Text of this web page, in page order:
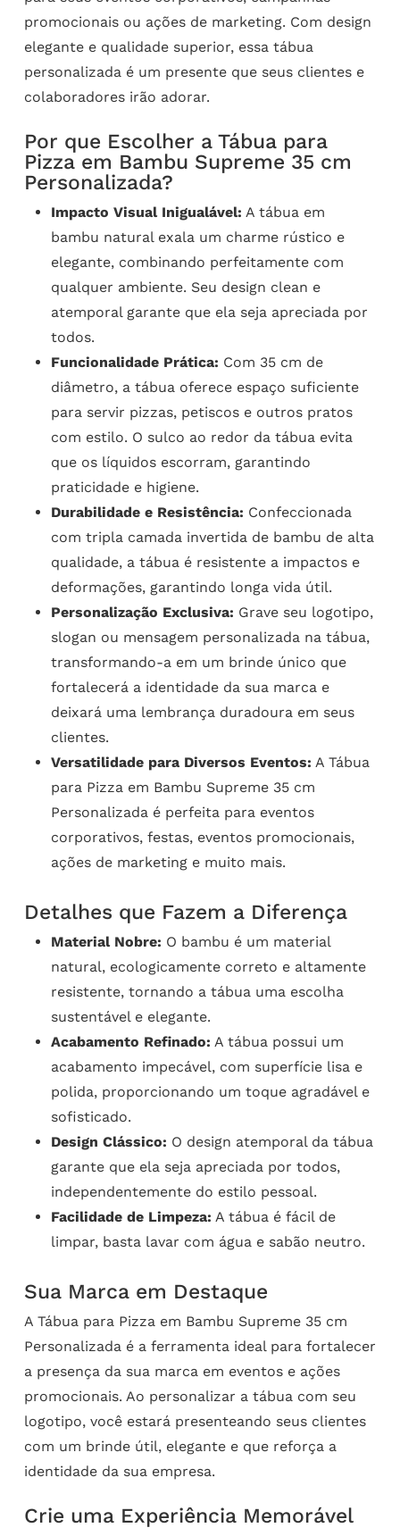
promocionais ou ações de marketing. Com design
elegante e qualidade superior, essa tábua
personalizada é um presente que seus clientes e
colaboradores irão adorar.
Por que Escolher a Tábua para
Pizza em Bambu Supreme 35 cm
Personalizada?
Impacto Visual Inigualável: A tábua em
bambu natural exala um charme rústico e
elegante, combinando perfeitamente com
qualquer ambiente. Seu design clean e
atemporal garante que ela seja apreciada por
todos.
Funcionalidade Prática: Com 35 cm de
diâmetro, a tábua oferece espaço suficiente
para servir pizzas, petiscos e outros pratos
com estilo. O sulco ao redor da tábua evita
que os líquidos escorram, garantindo
praticidade e higiene.
Durabilidade e Resistência: Confeccionada
com tripla camada invertida de bambu de alta
qualidade, a tábua é resistente a impactos e
deformações, garantindo longa vida útil.
Personalização Exclusiva: Grave seu logotipo,
slogan ou mensagem personalizada na tábua,
transformando-a em um brinde único que
fortalecerá a identidade da sua marca e
deixará uma lembrança duradoura em seus
clientes.
Versatilidade para Diversos Eventos: A Tábua
para Pizza em Bambu Supreme 35 cm
Personalizada é perfeita para eventos
corporativos, festas, eventos promocionais,
ações de marketing e muito mais.
Detalhes que Fazem a Diferença
Material Nobre: O bambu é um material
natural, ecologicamente correto e altamente
resistente, tornando a tábua uma escolha
sustentável e elegante.
Acabamento Refinado: A tábua possui um
acabamento impecável, com superfície lisa e
polida, proporcionando um toque agradável e
sofisticado.
Design Clássico: O design atemporal da tábua
garante que ela seja apreciada por todos,
independentemente do estilo pessoal.
Facilidade de Limpeza: A tábua é fácil de
limpar, basta lavar com água e sabão neutro.
Sua Marca em Destaque
A Tábua para Pizza em Bambu Supreme 35 cm
Personalizada é a ferramenta ideal para fortalecer
a presença da sua marca em eventos e ações
promocionais. Ao personalizar a tábua com seu
logotipo, você estará presenteando seus clientes
com um brinde útil, elegante e que reforça a
identidade da sua empresa.
Crie uma Experiência Memorável